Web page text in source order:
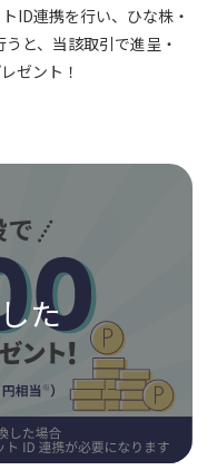
ID連携を行い、ひな株・
と、当該取引で進呈・
ゼント！